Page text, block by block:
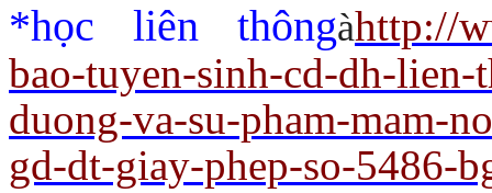
*học liên thôngàhttp://
bao-tuyen-sinh-cd-dh-
duong-va-su-pham-mam-
gd-dt-giay-phep-so-5486-